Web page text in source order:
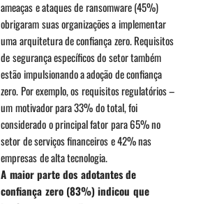
ameaças e ataques de ransomware (45%)
obrigaram suas organizações a implementar
uma arquitetura de confiança zero. Requisitos
de segurança específicos do setor também
estão impulsionando a adoção de confiança
zero. Por exemplo, os requisitos regulatórios –
um motivador para 33% do total, foi
considerado o principal fator para 65% no
setor de serviços financeiros e 42% nas
empresas de alta tecnologia.
A maior parte dos adotantes de
confiança zero (83%) indicou que